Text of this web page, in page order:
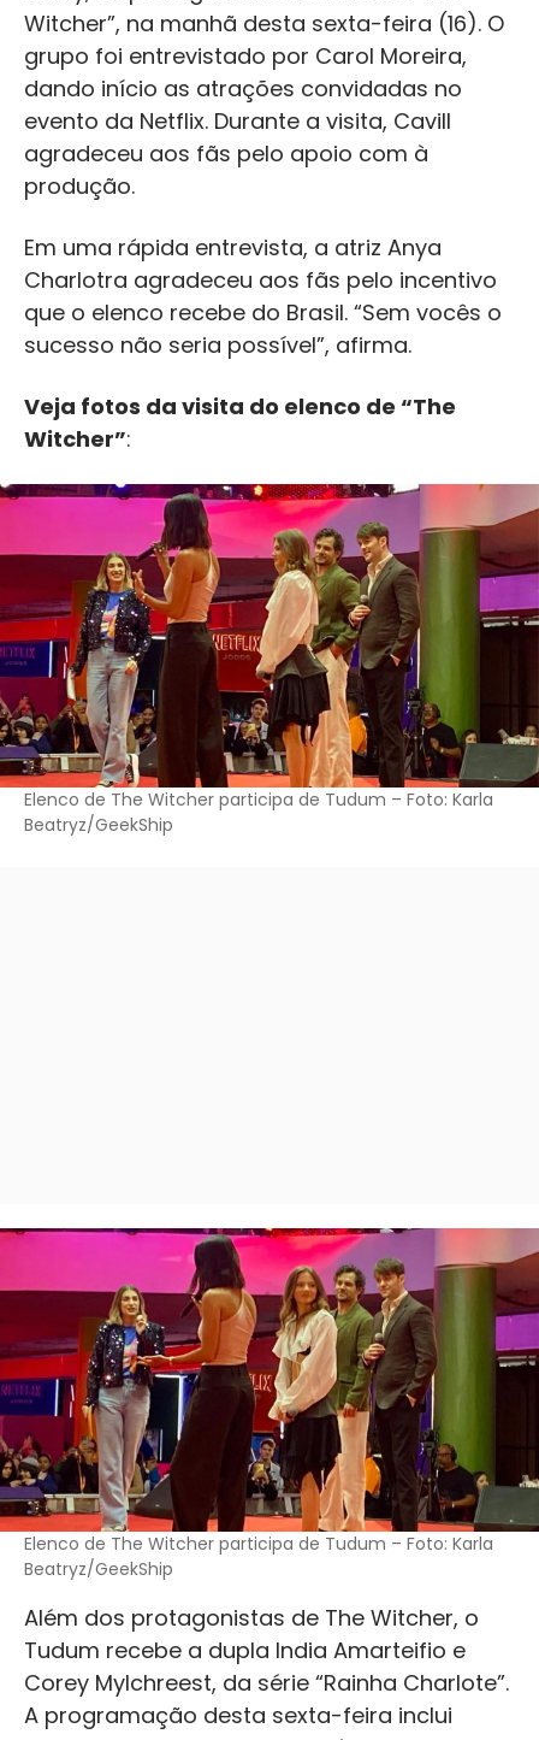
Witcher”, na manhã desta sexta-feira (16). O
grupo foi entrevistado por Carol Moreira,
dando início as atrações convidadas no
evento da Netflix. Durante a visita, Cavill
agradeceu aos fãs pelo apoio com à
produção.
Em uma rápida entrevista, a atriz Anya
Charlotra agradeceu aos fãs pelo incentivo
que o elenco recebe do Brasil. “Sem vocês o
sucesso não seria possível”, afirma.
Veja fotos da visita do elenco de “The
Witcher”:
Elenco de The Witcher participa de Tudum – Foto: Karla
Beatryz/GeekShip
Elenco de The Witcher participa de Tudum – Foto: Karla
Beatryz/GeekShip
Além dos protagonistas de The Witcher, o
Tudum recebe a dupla India Amarteifio e
Corey Mylchreest, da série “Rainha Charlote”.
A programação desta sexta-feira inclui